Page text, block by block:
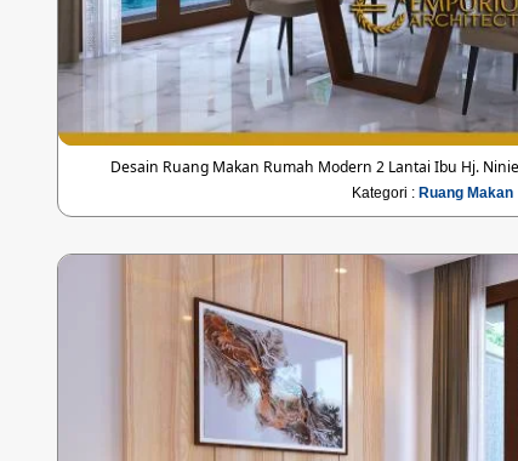
Desain Ruang Makan Rumah Modern 2 Lantai Ibu Hj.
Kategori : Ruang Makan